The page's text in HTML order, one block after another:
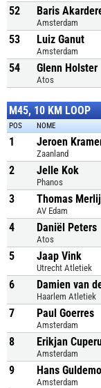
52 Baris
Amsterdam
53 Luiz Ganut
Amsterdam
54 Glenn Holster
Atos
M45, 10 KM LOOP
POS NOME
1 Jeroen
Zaanland
2 Jelle Kok
Phanos
3 Thomas
AV Edam
4 Daniël Peters
Atos
5 Jaap Vink
Utrecht Atletiek
6 Damien van
Haarlem Atletiek
7 Paul Goerres
Amsterdam
8 Erikjan
Amsterdam
9 Hans
Amsterdam